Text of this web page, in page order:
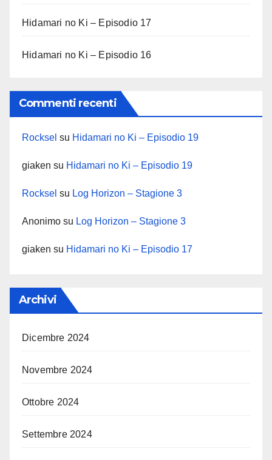
Hidamari no Ki – Episodio 17
Hidamari no Ki – Episodio 16
Commenti recenti
Rocksel su Hidamari no Ki – Episodio 19
giaken su Hidamari no Ki – Episodio 19
Rocksel su Log Horizon – Stagione 3
Anonimo su Log Horizon – Stagione 3
giaken su Hidamari no Ki – Episodio 17
Archivi
Dicembre 2024
Novembre 2024
Ottobre 2024
Settembre 2024